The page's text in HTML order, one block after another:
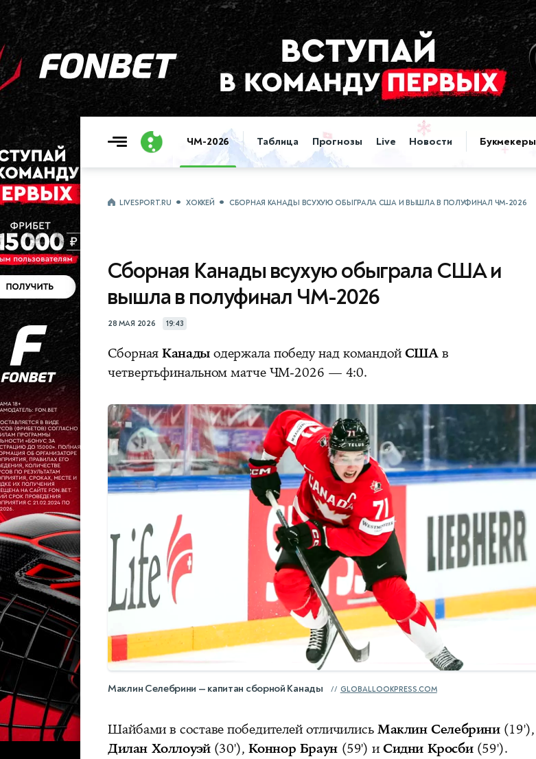
ЧМ-2026 Таблица Прогнозы Live Новости Букмекеры
LIVESPORT.RU ХОККЕЙ СБОРНАЯ КАНАДЫ ВСУХУЮ ОБЫГРАЛА США И ВЫШЛА В ПОЛУФИНАЛ ЧМ-2026
Сборная Канады всухую обыграла США и
вышла в полуфинал ЧМ-2026
28 МАЯ 2026 19:43
СборнаяКанадыодержала победу над командойСШАв
четвертьфинальном матче ЧМ-2026 — 4:0.
Маклин Селебрини — капитан сборной Канады GLOBALLOOKPRESS.COM
Шайбами в составе победителей отличилисьМаклин Селебрини(19'),
Дилан Холлоуэй(30'), Коннор Браун(59') иСидни Кросби(59').